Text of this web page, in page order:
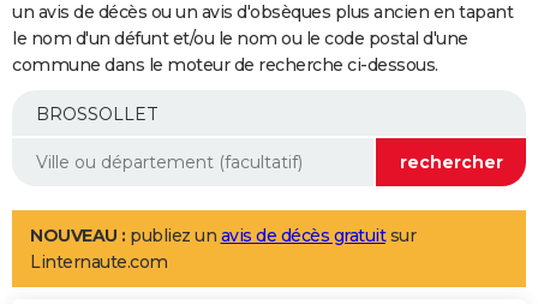
Impôts
Immobilier
Risques naturels par ville
Banque
Assurance
Crédit
AUTO
Essais
Réserver un essai
Citadines
Berlines
SUV
Forum auto
+
Mobiles
Meilleur smartphone
Internet
Ordinateurs
Jeux vidéo
Guide high-tech
Aménagement intérieur
LIFESTYLE
Art de vivre
Bien-être
Loisirs
Mode
Modes de vie
un avis de décès ou un avis d'obsèques plus ancien en tapant
le nom d'un défunt et/ou le nom ou le code postal d'une
commune dans le moteur de recherche ci-dessous.
NOUVEAU : publiez un avis de décès gratuitsur
Linternaute.com